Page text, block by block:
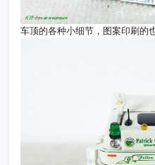
车顶的各种小细节，图案印刷的